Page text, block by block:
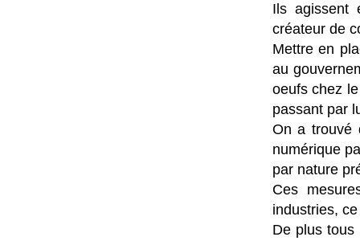
Ils agissent
créateur de
Mettre en
au
oeufs chez
passant par
On a trouvé
numérique
par nature
Ces
industries,
De plus